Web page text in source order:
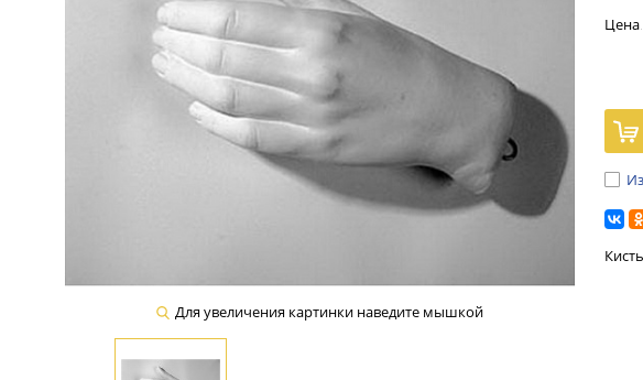
Для увеличения картинки наведите мышкой
Цена